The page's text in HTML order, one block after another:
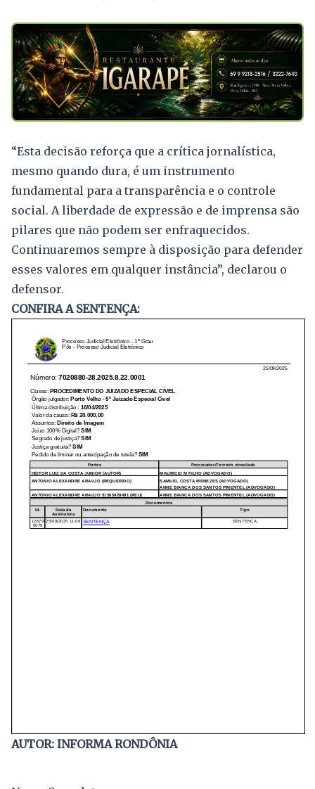
“Esta decisão reforça que a crítica jornalística,
mesmo quando dura, é um instrumento
fundamental para a transparência e o controle
social. A liberdade de expressão e de imprensa são
pilares que não podem ser enfraquecidos.
Continuaremos sempre à disposição para defender
esses valores em qualquer instância”, declarou o
defensor.
CONFIRA A SENTENÇA:
AUTOR: INFORMA RONDÔNIA